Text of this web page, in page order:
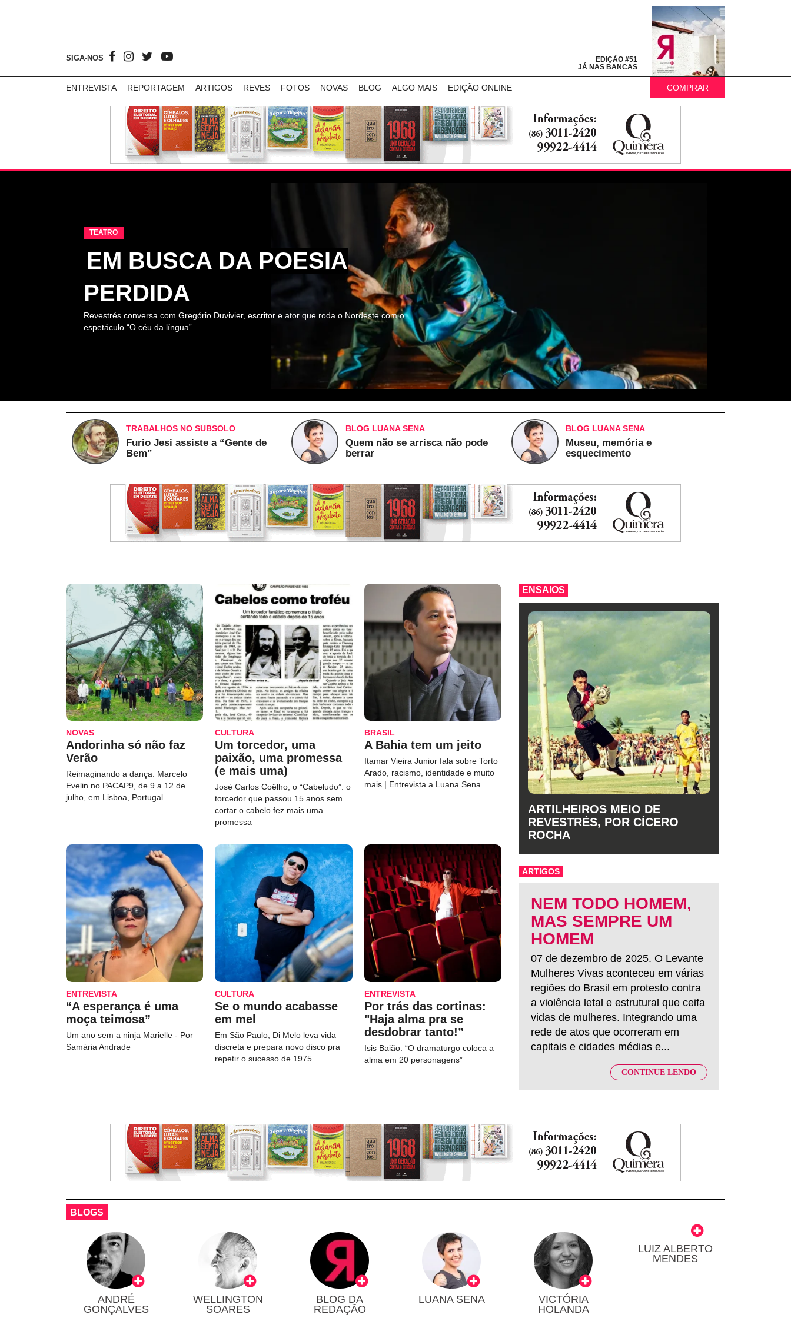
SIGA-NOS
EDIÇÃO #51
JÁ NAS BANCAS
ENTREVISTA REPORTAGEM ARTIGOS REVES FOTOS NOVAS BLOG ALGO MAIS EDIÇÃO ONLINE COMPRAR
TEATRO
EM BUSCA DA POESIA
PERDIDA
Revestrés conversa com Gregório Duvivier, escritor e ator que roda o Nordeste com o
espetáculo “O céu da língua”
TRABALHOS NO SUBSOLO
Furio Jesi assiste a “Gente de
Bem”
BLOG LUANA SENA
Quem não se arrisca não pode
berrar
BLOG LUANA SENA
Museu, memória e
esquecimento
NOVAS
Andorinha só não faz
Verão
Reimaginando a dança: Marcelo
Evelin no PACAP9, de 9 a 12 de
julho, em Lisboa, Portugal
CULTURA
Um torcedor, uma
paixão, uma promessa
(e mais uma)
José Carlos Coêlho, o “Cabeludo”: o
torcedor que passou 15 anos sem
cortar o cabelo fez mais uma
promessa
BRASIL
A Bahia tem um jeito
Itamar Vieira Junior fala sobre Torto
Arado, racismo, identidade e muito
mais | Entrevista a Luana Sena
ENTREVISTA
“A esperança é uma
moça teimosa”
Um ano sem a ninja Marielle - Por
Samária Andrade
CULTURA
Se o mundo acabasse
em mel
Em São Paulo, Di Melo leva vida
discreta e prepara novo disco pra
repetir o sucesso de 1975.
ENTREVISTA
Por trás das cortinas:
"Haja alma pra se
desdobrar tanto!”
Isis Baião: “O dramaturgo coloca a
alma em 20 personagens”
ENSAIOS
ARTILHEIROS MEIO DE
REVESTRÉS, POR CÍCERO
ROCHA
ARTIGOS
NEM TODO HOMEM,
MAS SEMPRE UM
HOMEM
07 de dezembro de 2025. O Levante
Mulheres Vivas aconteceu em várias
regiões do Brasil em protesto contra
a violência letal e estrutural que ceifa
vidas de mulheres. Integrando uma
rede de atos que ocorreram em
capitais e cidades médias e...
CONTINUE LENDO
BLOGS
ANDRÉ
GONÇALVES
WELLINGTON
SOARES
BLOG DA
REDAÇÃO
LUANA SENA
VICTÓRIA
HOLANDA
LUIZ ALBERTO
MENDES